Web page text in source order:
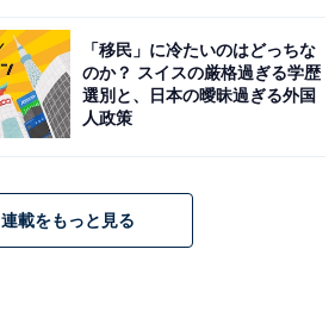
「移民」に冷たいのはどっちな
のか？ スイスの厳格過ぎる学歴
選別と、日本の曖昧過ぎる外国
人政策
連載をもっと見る